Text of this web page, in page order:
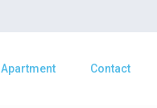
Apartment Contact